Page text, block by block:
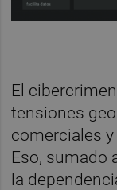
El
tensiones
comerciales
Eso, sumado
la